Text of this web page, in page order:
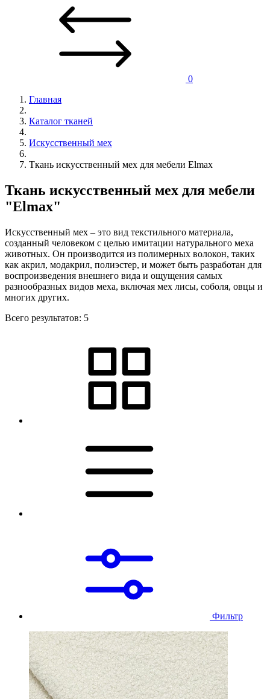
0
Главная
Каталог тканей
Искусственный мех
Ткань искусственный мех для мебели Elmax
Ткань искусственный мех для мебели
"Elmax"
Искусственный мех – это вид текстильного материала,
созданный человеком с целью имитации натурального меха
животных. Он производится из полимерных волокон, таких
как акрил, модакрил, полиэстер, и может быть разработан для
воспроизведения внешнего вида и ощущения самых
разнообразных видов меха, включая мех лисы, соболя, овцы и
многих других.
Всего результатов: 5
Фильтр